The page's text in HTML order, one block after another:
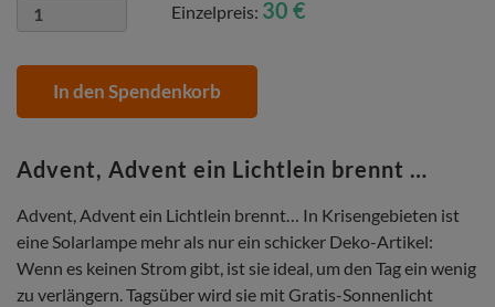
Einzelpreis: 30 €
In den Spendenkorb
Advent, Advent ein Lichtlein brennt …
Advent, Advent ein Lichtlein brennt… In Krisengebieten ist
eine Solarlampe mehr als nur ein schicker Deko-Artikel:
Wenn es keinen Strom gibt, ist sie ideal, um den Tag ein wenig
zu verlängern. Tagsüber wird sie mit Gratis-Sonnenlicht